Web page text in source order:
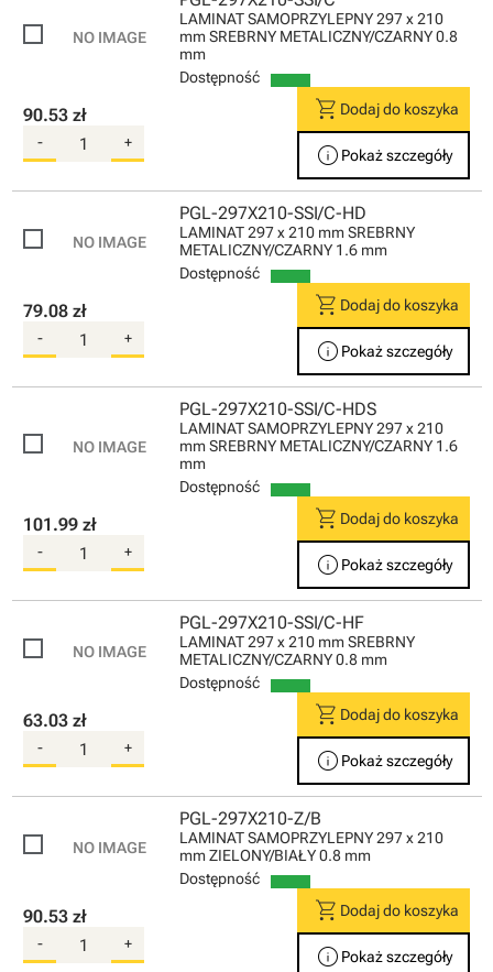
LAMINAT SAMOPRZYLEPNY 297 x 210
mm SREBRNY METALICZNY/CZARNY 0.8
mm
Dostępność
90.53 zł
- +
shopping_cart Dodaj do koszyka
info Pokaż szczegóły
PGL-297X210-SSI/C-HD
LAMINAT 297 x 210 mm SREBRNY
METALICZNY/CZARNY 1.6 mm
Dostępność
79.08 zł
- +
shopping_cart Dodaj do koszyka
info Pokaż szczegóły
PGL-297X210-SSI/C-HDS
LAMINAT SAMOPRZYLEPNY 297 x 210
mm SREBRNY METALICZNY/CZARNY 1.6
mm
Dostępność
101.99 zł
- +
shopping_cart Dodaj do koszyka
info Pokaż szczegóły
PGL-297X210-SSI/C-HF
LAMINAT 297 x 210 mm SREBRNY
METALICZNY/CZARNY 0.8 mm
Dostępność
63.03 zł
- +
shopping_cart Dodaj do koszyka
info Pokaż szczegóły
PGL-297X210-Z/B
LAMINAT SAMOPRZYLEPNY 297 x 210
mm ZIELONY/BIAŁY 0.8 mm
Dostępność
90.53 zł
- +
shopping_cart Dodaj do koszyka
info Pokaż szczegóły